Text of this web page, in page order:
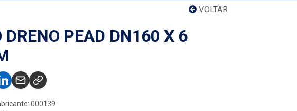
VOLTAR
DRENO PEAD DN160 X 6
000139